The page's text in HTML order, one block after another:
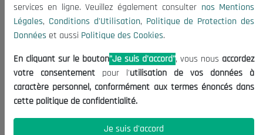
Politique des Cookies
Nous Contacter
(+213) 021 98 01 00|01|02
contact@cnese.dz
Suggestions ou Initiatives ?
Newsletter
dernières nouvelles.
services en ligne. Veuillez également consulter nos Mentions
Légales, Conditions d'Utilisation, Politique de Protection des
Données et aussi Politique des Cookies.
En cliquant sur le bouton"Je suis d'accord", vous nous accordez
votre consentement pour l'utilisation de vos données à
caractère personnel, conformément aux termes énoncés dans
cette politique de confidentialité.
Je suis d'accord